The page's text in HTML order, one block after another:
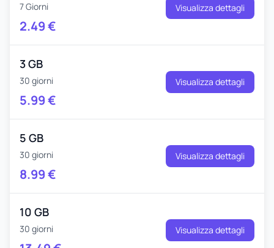
7 Giorni
2.49€
Visualizza dettagli
3 GB
30 giorni
5.99€
Visualizza dettagli
5 GB
30 giorni
8.99€
Visualizza dettagli
10 GB
30 giorni Visualizza dettagli